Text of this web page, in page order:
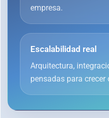
empresa.
Escalabilidad real
Arquitectura,
pensadas para